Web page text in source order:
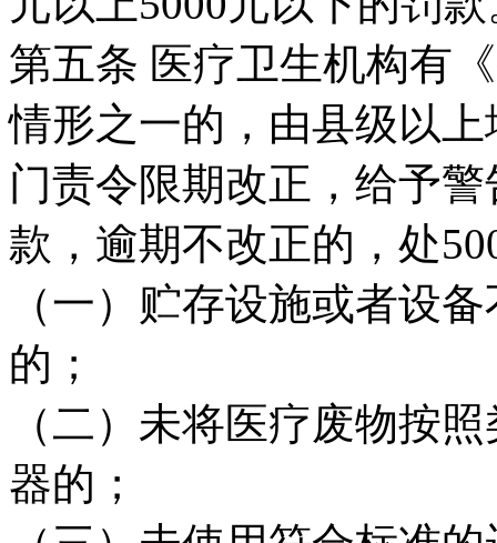
第五条 医疗卫生机构有
情形之一的，由县级以
门责令限期改正，给予
款，逾期不改正的，处
（一）贮存设施或者设
的；
（二）未将医疗废物按
器的；